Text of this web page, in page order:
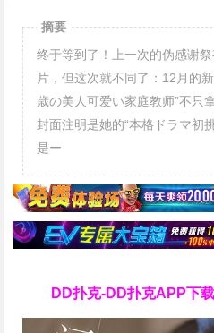
摘要
终于等到了！上一次的伪感谢
片，但这次就不同了：12月的
歳の美人可爱い家庭教师”不只
封面注明是她的“本格ドラマ初
是ー
DD扑克-DD扑克APP下